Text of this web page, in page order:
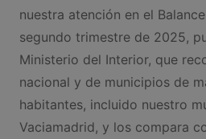
nuestra atención en el
segundo trimestre de 2025,
Ministerio del Interior, que
nacional y de municipios de
habitantes, incluido nuestro
Vaciamadrid, y los compara